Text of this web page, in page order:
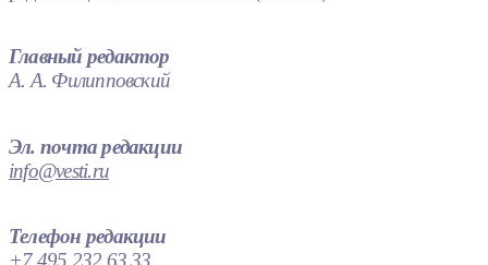
Главный редактор
А. А. Филипповский
Эл. почта редакции
info@vesti.ru
Телефон редакции
+7 495 232 63 33